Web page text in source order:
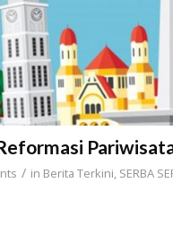
/ in Berita Terkini, SERBA